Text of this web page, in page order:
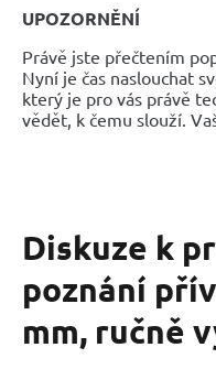
UPOZORNĚNÍ
Právě jste přečtením
Nyní je čas naslouchat
který je pro vás právě
vědět, k čemu slouží.
Diskuze k
poznání
mm, ručně